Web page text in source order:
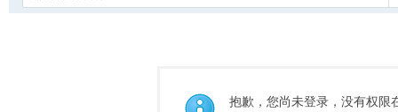
抱歉，您尚未登录，没有权限